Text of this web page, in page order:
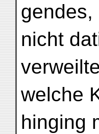
nicht
welche
hinging